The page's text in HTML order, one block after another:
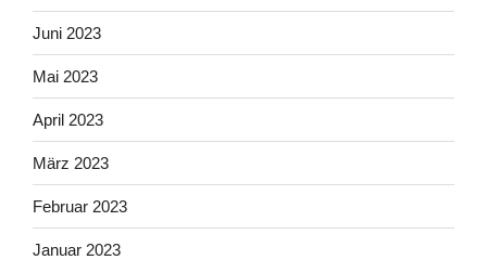
Juni 2023
Mai 2023
April 2023
März 2023
Februar 2023
Januar 2023